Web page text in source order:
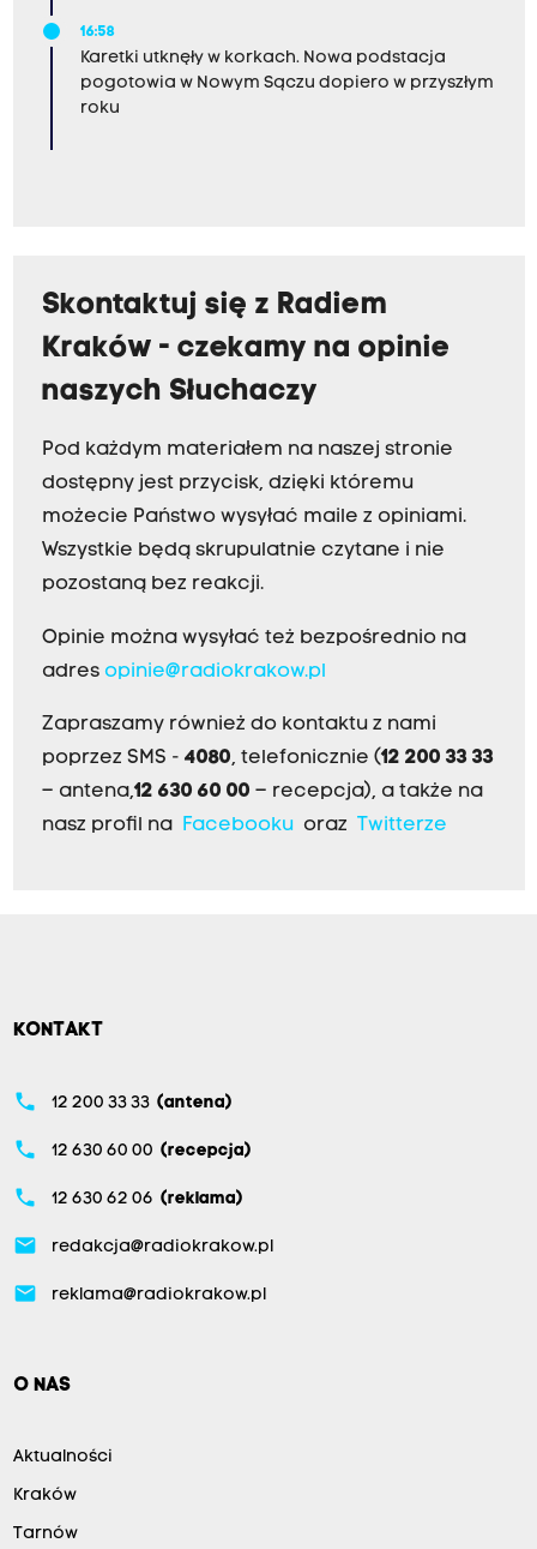
16:58
Karetki utknęły w korkach. Nowa podstacja
pogotowia w Nowym Sączu dopiero w przyszłym
roku
Skontaktuj się z Radiem
Kraków - czekamy na opinie
naszych Słuchaczy
Pod każdym materiałem na naszej stronie
dostępny jest przycisk, dzięki któremu
możecie Państwo wysyłać maile z opiniami.
Wszystkie będą skrupulatnie czytane i nie
pozostaną bez reakcji.
Opinie można wysyłać też bezpośrednio na
adres opinie@radiokrakow.pl
Zapraszamy również do kontaktu z nami
poprzez SMS - 4080, telefonicznie (12 200 33 33
– antena,12 630 60 00 – recepcja), a także na
nasz profil na
Facebookuoraz Twitterze
KONTAKT
phone 12 200 33 33 (antena)
phone 12 630 60 00 (recepcja)
phone 12 630 62 06 (reklama)
email redakcja@radiokrakow.pl
email reklama@radiokrakow.pl
O NAS
Aktualności
Kraków
Tarnów